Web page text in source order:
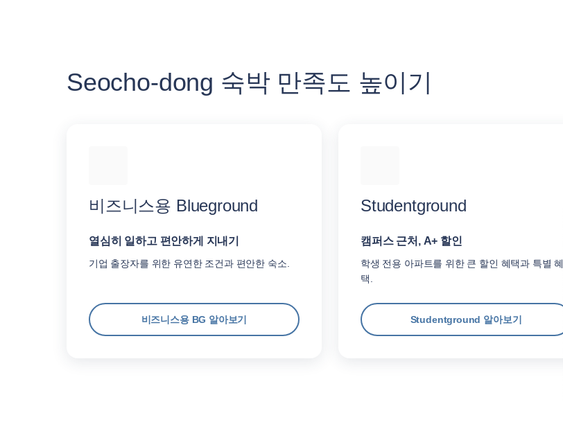
Seocho-dong 숙박 만족도 높이기
비즈니스용 Blueground
열심히 일하고 편안하게 지내기
기업 출장자를 위한 유연한 조건과 편안한 숙소.
비즈니스용 BG 알아보기
Studentground
캠퍼스 근처, A+ 할인
학생 전용 아파트를 위한 큰 할인 혜택과 특별 혜
택.
Studentground 알아보기